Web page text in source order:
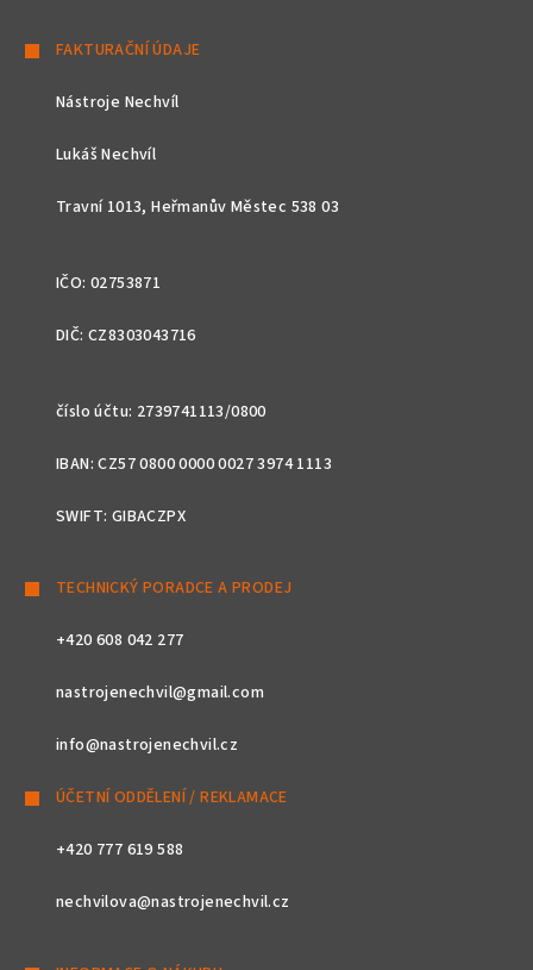
FAKTURAČNÍ ÚDAJE
Nástroje Nechvíl
Lukáš Nechvíl
Travní 1013, Heřmanův Městec 538 03
IČO: 02753871
DIČ: CZ8303043716
číslo účtu: 2739741113/0800
IBAN: CZ57 0800 0000 0027 3974 1113
SWIFT: GIBACZPX
TECHNICKÝ PORADCE A PRODEJ
+420 608 042 277
nastrojenechvil@gmail.com
info@nastrojenechvil.cz
ÚČETNÍ ODDĚLENÍ / REKLAMACE
+420 777 619 588
nechvilova@nastrojenechvil.cz